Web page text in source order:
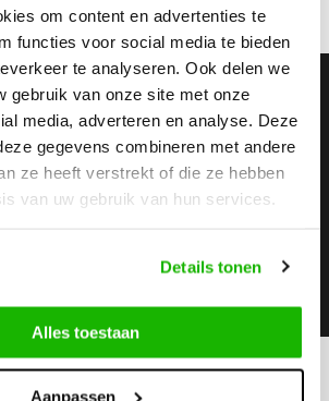
om content en advertenties te
functies voor social media te bieden
te analyseren. Ook delen we
gebruik van onze site met onze
media, adverteren en analyse. Deze
gegevens combineren met andere
ze heeft verstrekt of die ze hebben
van uw gebruik van hun services.
Details tonen
Alles toestaan
Aanpassen
Pagina 1 van 1
nieuwsbrief om op de hoogte te